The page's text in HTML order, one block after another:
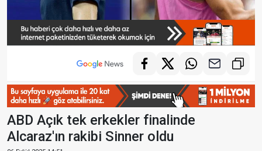
ABD Açık tek erkekler finalinde
Alcaraz'ın rakibi Sinner oldu